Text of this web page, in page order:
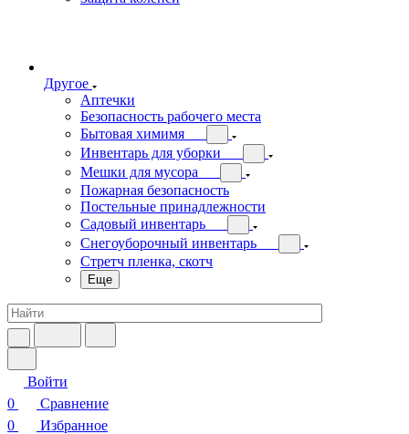
Другое
Аптечки
Безопасность рабочего места
Бытовая химимя
Инвентарь для уборки
Мешки для мусора
Пожарная безопасность
Постельные принадлежности
Садовый инвентарь
Снегоуборочный инвентарь
Стретч пленка, скотч
Еще
Войти
0
Сравнение
0
Избранное